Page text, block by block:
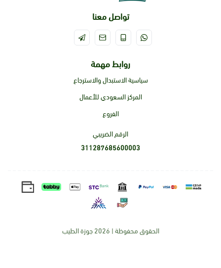
تواصل معنا
روابط مهمة
سياسية الاستبدال والاسترجاع
المركز السعودي للأعمال
الفروع
الرقم الضريبي
311287685600003
الحقوق محفوظة | 2026 جوزة الطيب